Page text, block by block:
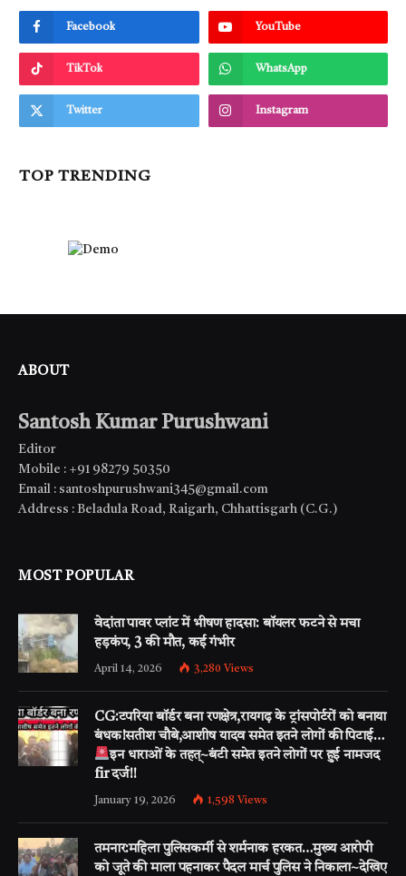
Facebook YouTube
TikTok WhatsApp
Twitter Instagram
TOP TRENDING
ABOUT
Santosh Kumar Purushwani
Editor
Mobile : +91 98279 50350
Email : santoshpurushwani345@gmail.com
Address : Beladula Road, Raigarh, Chhattisgarh (C.G.)
MOST POPULAR
वेदांता पावर प्लांट में भीषण हादसा: बॉयलर फटने से मचा
हड़कंप, 3 की मौत, कई गंभीर
April 14, 2026 3,280 Views
CG:टपरिया बॉर्डर बना रणक्षेत्र,रायगढ़ के ट्रांसपोर्टरों को बनाया
बंधक!सतीश चौबे,आशीष यादव समेत इतने लोगों की पिटाई…
इन धाराओं के तहत्~बंटी समेत इतने लोगों पर हुई नामजद
fir दर्ज!!
January 19, 2026 1,598 Views
तमनार:महिला पुलिसकर्मी से शर्मनाक हरकत…मुख्य आरोपी
को जूते की माला पहनाकर पैदल मार्च पुलिस ने निकाला~देखिए